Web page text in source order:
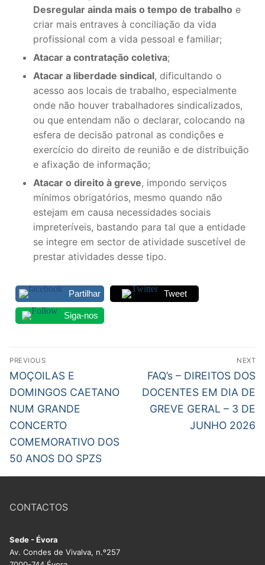
Desregular ainda mais o tempo de trabalho e
criar mais entraves à conciliação da vida
profissional com a vida pessoal e familiar;
Atacar a contratação coletiva;
Atacar a liberdade sindical, dificultando o
acesso aos locais de trabalho, especialmente
onde não houver trabalhadores sindicalizados,
ou que entendam não o declarar, colocando na
esfera de decisão patronal as condições e
exercício do direito de reunião e de distribuição
e afixação de informação;
Atacar o direito à greve, impondo serviços
mínimos obrigatórios, mesmo quando não
estejam em causa necessidades sociais
impreteríveis, bastando para tal que a entidade
se integre em sector de atividade suscetível de
prestar atividades desse tipo.
Partilhar Tweet
Siga-nos
Navegação
de
artigos
PREVIOUS
Previous
post:
MOÇOILAS E
DOMINGOS CAETANO
NUM GRANDE
CONCERTO
COMEMORATIVO DOS
50 ANOS DO SPZS
NEXT
Next
post:
FAQ’s – DIREITOS DOS
DOCENTES EM DIA DE
GREVE GERAL – 3 DE
JUNHO 2026
CONTACTOS
Sede - Évora
Av. Condes de Vivalva, n.º257